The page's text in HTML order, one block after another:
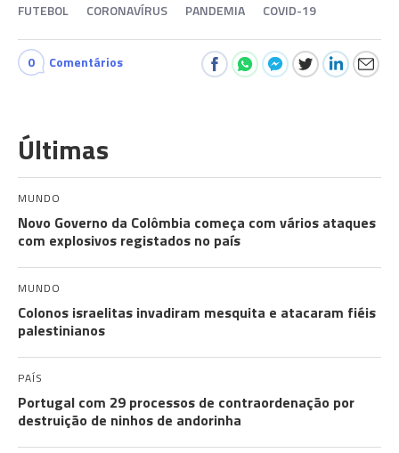
FUTEBOL CORONAVÍRUS PANDEMIA COVID-19
0 Comentários
Últimas
MUNDO
Novo Governo da Colômbia começa com vários ataques
com explosivos registados no país
MUNDO
Colonos israelitas invadiram mesquita e atacaram fiéis
palestinianos
PAÍS
Portugal com 29 processos de contraordenação por
destruição de ninhos de andorinha